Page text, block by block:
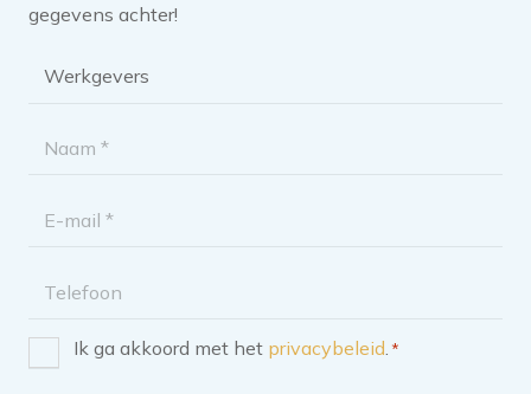
gegevens achter!
Brochure
Naam
Telefoon
Instemming*
Ik ga akkoord met het privacybeleid *